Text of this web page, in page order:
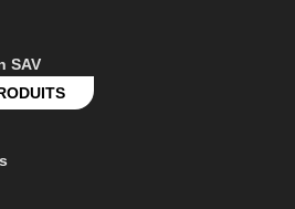
SAV